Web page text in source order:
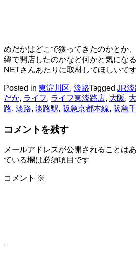
めだかはどこで獲ってきたのかとか
緯で開店したのかなど何かと気にな
NETさんあたりに取材してほしいです
Posted in 東淀川区, 淡路Tagged JR淡
だか, ライフ, ライフ東淡路店, 大阪,
路, 淡路, 淡路駅, 阪急京都本線, 阪急
コメントを残す
メールアドレスが公開されることはあ
ている欄は必須項目です
コメント ※